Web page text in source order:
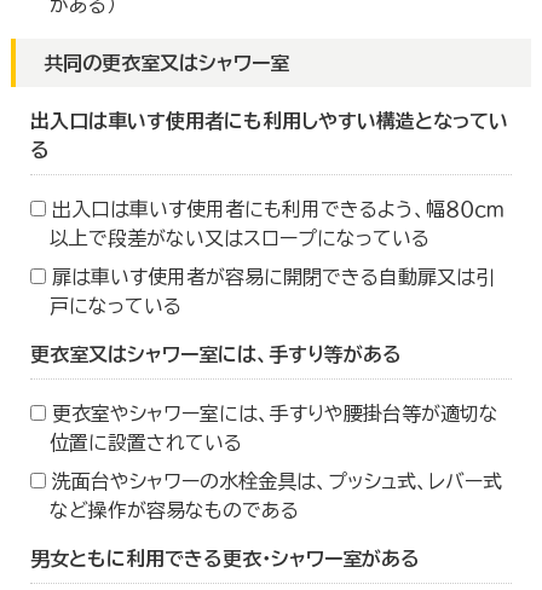
がある）
共同の更衣室又はシャワー室
出入口は車いす使用者にも利用しやすい構造となってい
る
出入口は車いす使用者にも利用できるよう、幅８０ｃｍ
以上で段差がない又はスロープになっている
扉は車いす使用者が容易に開閉できる自動扉又は引
戸になっている
更衣室又はシャワー室には、手すり等がある
更衣室やシャワー室には、手すりや腰掛台等が適切な
位置に設置されている
洗面台やシャワーの水栓金具は、プッシュ式、レバー式
など操作が容易なものである
男女ともに利用できる更衣・シャワー室がある